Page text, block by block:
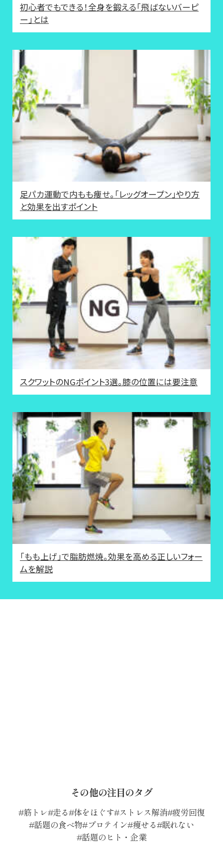
初心者でもできる！全身を鍛える「飛ばないバーピ
ー」とは
足パカ運動で内もも痩せ。「レッグオープン」やり方
と効果を出すポイント
スクワットのNGポイント3選。膝の位置には要注意
「もも上げ」で脂肪燃焼。効果を高める正しいフォー
ムを解説
その他の注目のタグ
筋トレ 走る 体をほぐす ストレス解消 疲労回復
話題の食べ物 プロテイン 痩せる 眠れない
話題のヒト・企業